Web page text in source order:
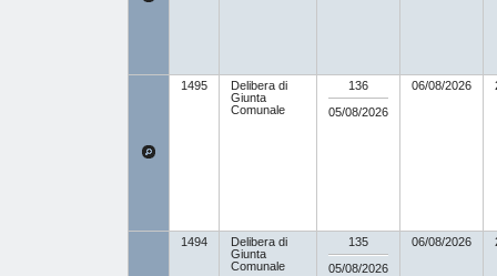
1495
Delibera di
Giunta
Comunale
136
05/08/2026
06/08/2026
1494
Delibera di
Giunta
Comunale
135
05/08/2026
06/08/2026